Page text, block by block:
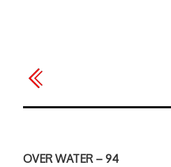
OVER WATER – 94